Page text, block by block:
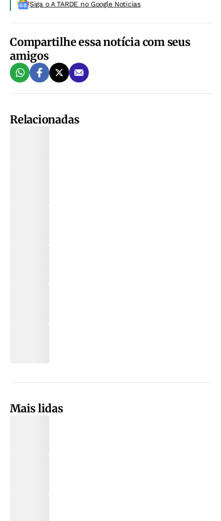
Siga o A TARDE no Google Noticias
Compartilhe essa notícia com seus
amigos
Relacionadas
Mais lidas